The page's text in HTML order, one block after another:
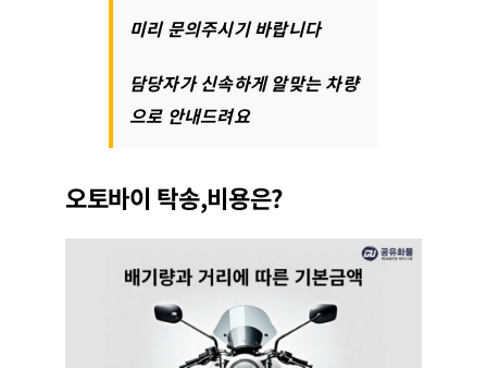
미리 문의주시기 바랍니다
담당자가 신속하게 알맞는 차량
으로 안내드려요
오토바이 탁송,비용은?